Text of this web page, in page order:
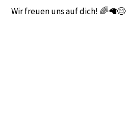
Wir freuen uns auf dich! 🌈🦙😊